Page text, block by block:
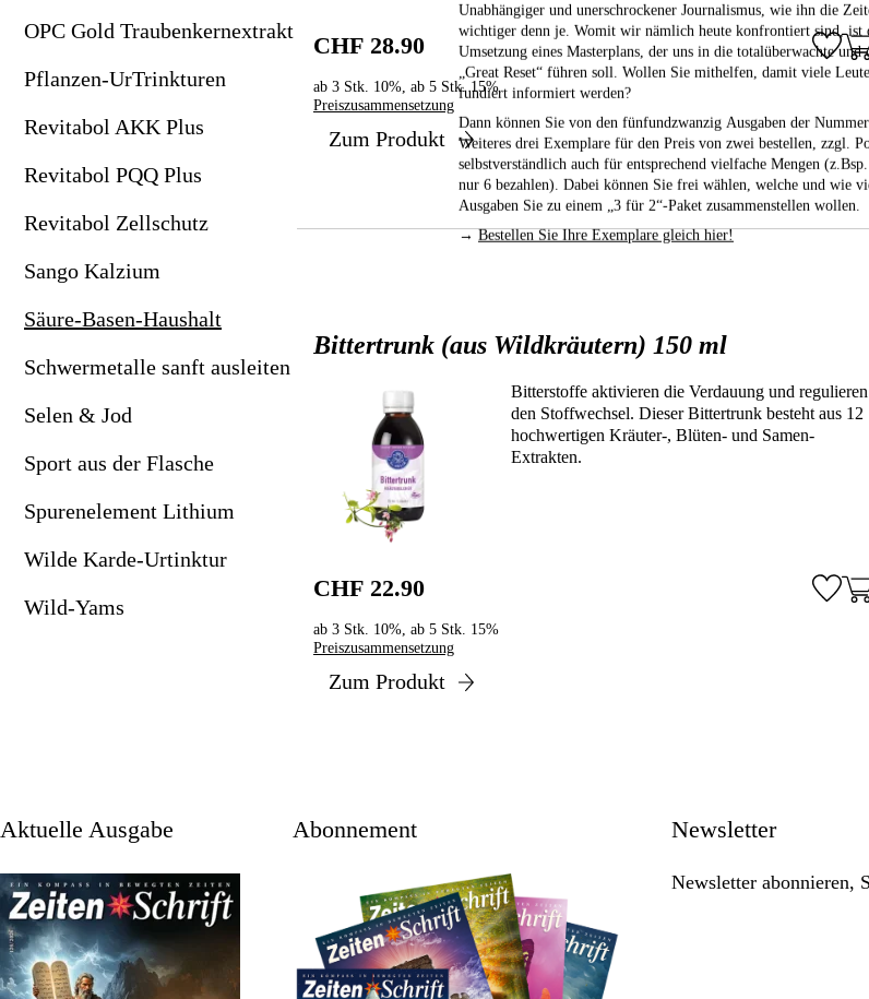
Säure-Basen-Haushalt
Schwermetalle sanft ausleiten
Selen & Jod
Sport aus der Flasche
Spurenelement Lithium
Wilde Karde-Urtinktur
Wild-Yams
OPC Gold Traubenkernextrakt
Pflanzen-UrTrinkturen
Revitabol AKK Plus
Revitabol PQQ Plus
Revitabol Zellschutz
Sango Kalzium
Säure-Basen-Haushalt
Schwermetalle sanft ausleiten
Selen & Jod
Sport aus der Flasche
Spurenelement Lithium
Wilde Karde-Urtinktur
Wild-Yams
Zum Produkt
CHF 28.90
ab 3 Stk. 10%, ab 5 Stk. 15%
Preiszusammensetzung
Bittertrunk (aus Wildkräutern) 150 ml
Bitterstoffe aktivieren die Verdauung und regulieren
den Stoffwechsel. Dieser Bittertrunk besteht aus 12
hochwertigen Kräuter-, Blüten- und Samen-
Extrakten.
Zum Produkt
CHF 22.90
ab 3 Stk. 10%, ab 5 Stk. 15%
Preiszusammensetzung
aktuelle Ausgabe Abonnement Newsletter
Newsletter abonnieren,
Unabhängiger und unerschrockener Journalismus, wie ihn die
wichtiger denn je. Womit wir nämlich heute konfrontiert sind, ist
Umsetzung eines Masterplans, der uns in die totalüberwachte
„Great Reset“ führen soll. Wollen Sie mithelfen, damit viele
fundiert informiert werden?
Dann können Sie von den fünfundzwanzig Ausgaben der
Weiteres drei Exemplare für den Preis von zwei bestellen, zzgl.
selbstverständlich auch für entsprechend vielfache Mengen
nur 6 bezahlen). Dabei können Sie frei wählen, welche und wie
Ausgaben Sie zu einem „3 für 2“-Paket zusammenstellen wollen.
→ Bestellen Sie Ihre Exemplare gleich hier!